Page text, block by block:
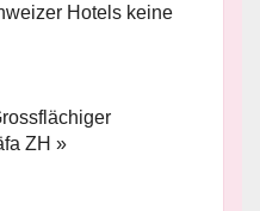
Hotels keine
ZH »